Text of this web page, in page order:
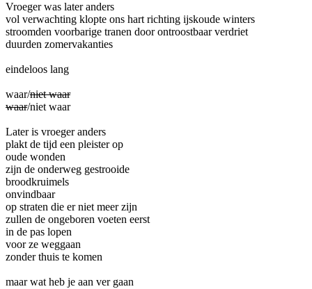
Vroeger was later anders
vol verwachting klopte ons hart richting ijskoude winters
stroomden voorbarige tranen door ontroostbaar verdriet
duurden zomervakanties
eindeloos lang
waar/niet waar
waar/niet waar
Later is vroeger anders
plakt de tijd een pleister op
oude wonden
zijn de onderweg gestrooide
broodkruimels
onvindbaar
op straten die er niet meer zijn
zullen de ongeboren voeten eerst
in de pas lopen
voor ze weggaan
zonder thuis te komen
maar wat heb je aan ver gaan